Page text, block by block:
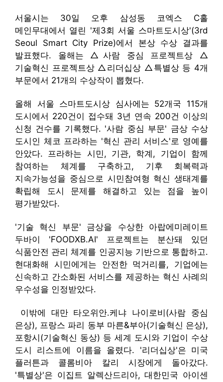
서울시는 30일 오후 삼성동 코엑스 C홀
메인무대에서 열린 '제3회 서울 스마트도시상'(3rd
Seoul Smart City Prize)에서 본상 수상 결과를
발표했다. 올해는 △사람 중심 프로젝트상 △
기술혁신 프로젝트상 △리더십상 △특별상 등 4개
부문에서 21개의 수상작이 뽑혔다.
올해 서울 스마트도시상 심사에는 52개국 115개
도시에서 220건이 접수돼 3년 연속 200건 이상의
신청 건수를 기록했다. '사람 중심 부문' 금상 수상
도시인 체코 프라하는 '혁신 관리 서비스'로 영예를
안았다. 프라하는 시민, 기관, 학계, 기업이 함께
참여하는 체계를 구축하고, 기후 회복력과
지속가능성을 중심으로 시민참여형 혁신 생태계를
확립해 도시 문제를 해결하고 있는 점을 높이
평가받았다.
'기술 혁신 부문' 금상을 수상한 아랍에미레이트
두바이 'FOODXB.AI' 프로젝트는 분산돼 있던
식품안전 관리 체계를 인공지능 기반으로 통합하고․
현대화해 시민에게는 안전한 먹거리를, 기업에는
신속하고 간소화된 서비스를 제공하는 혁신 사례의
우수성을 인정받았다.
이밖에 대만 타오위안․케냐 나이로비(사람 중심
은상), 프랑스 파리 동부 마른&부아(기술혁신 은상),
포항시(기술혁신 동상) 등 세계 도시와 기업이 수상
도시 리스트에 이름을 올렸다. '리더십상'은 미국
플러튼과 콜롬비아 칼리 시장에게 돌아갔다.
'특별상'은 이집트 알렉산드리아, 대한민국 아이센